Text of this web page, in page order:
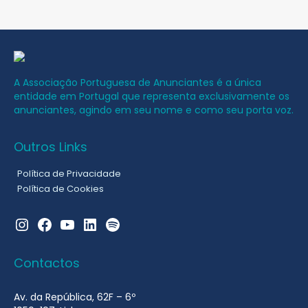
A Associação Portuguesa de Anunciantes é a única
entidade em Portugal que representa exclusivamente os
anunciantes, agindo em seu nome e como seu porta voz.
Outros Links
Política de Privacidade
Política de Cookies
Instagram
FacebookYouTubeLinkedInSpotify
Contactos
Av. da República, 62F – 6º